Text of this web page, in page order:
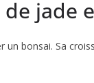
jade
un bonsai. Sa